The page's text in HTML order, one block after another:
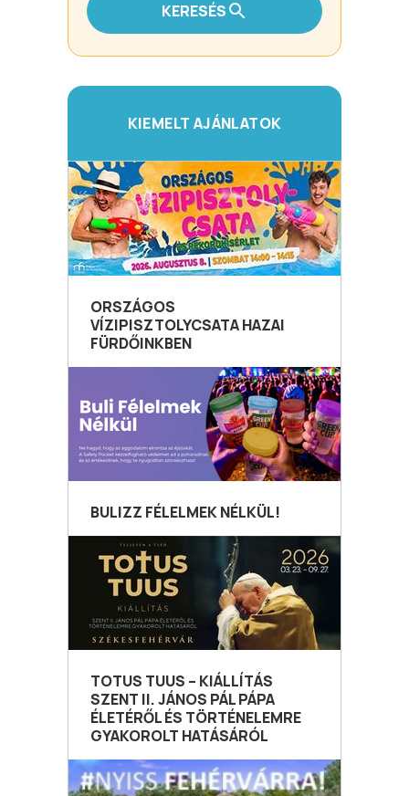
KERESÉS
KIEMELT AJÁNLATOK
ORSZÁGOS
VÍZIPISZTOLYCSATA HAZAI
FÜRDŐINKBEN
BULIZZ FÉLELMEK NÉLKÜL!
TOTUS TUUS – KIÁLLÍTÁS
SZENT II. JÁNOS PÁL PÁPA
ÉLETÉRŐL ÉS TÖRTÉNELEMRE
GYAKOROLT HATÁSÁRÓL